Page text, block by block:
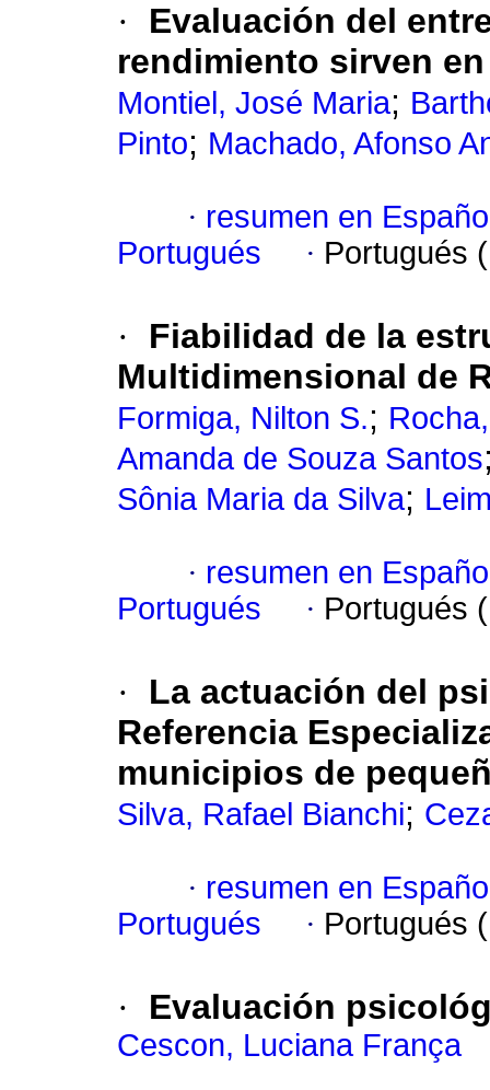
·
Evaluación del
rendimiento sirven
Montiel, José Maria;
Pinto; Machado, Afonso
· resumen en
Portugués
· Portugués
·
Fiabilidad de la
Multidimensional de
Formiga, Nilton S.;
Amanda de Souza Santos
Sônia Maria da Silva;
· resumen en
Portugués
· Portugués
·
La actuación del
Referencia
municipios de
Silva, Rafael Bianchi;
· resumen en
Portugués
· Portugués
· Evaluación
Cescon, Luciana França